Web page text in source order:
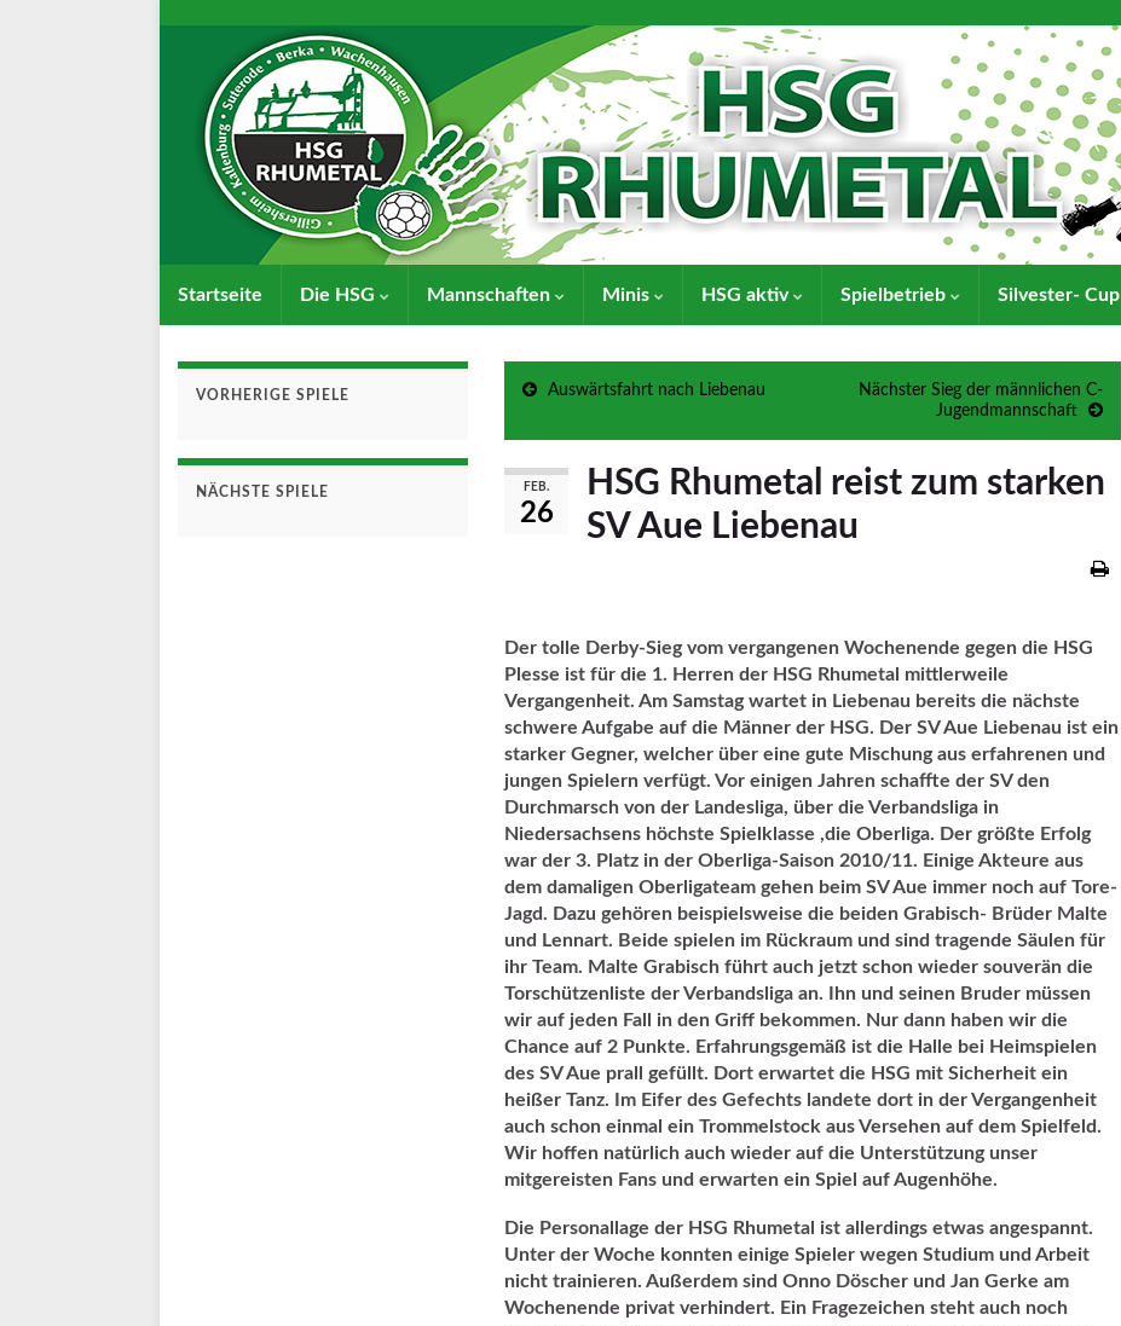
Startseite Die HSG Mannschaften Minis HSG aktiv Spielbetrieb Silvester- Cup
Auswärtsfahrt nach Liebenau
Nächster Sieg der männlichen C-
Jugendmannschaft
FEB.
26
HSG Rhumetal reist zum starken
SV Aue Liebenau
Der tolle Derby-Sieg vom vergangenen Wochenende gegen die HSG
Plesse ist für die 1. Herren der HSG Rhumetal mittlerweile
Vergangenheit. Am Samstag wartet in Liebenau bereits die nächste
schwere Aufgabe auf die Männer der HSG. Der SV Aue Liebenau ist ein
starker Gegner, welcher über eine gute Mischung aus erfahrenen und
jungen Spielern verfügt. Vor einigen Jahren schaffte der SV den
Durchmarsch von der Landesliga, über die Verbandsliga in
Niedersachsens höchste Spielklasse ,die Oberliga. Der größte Erfolg
war der 3. Platz in der Oberliga-Saison 2010/11. Einige Akteure aus
dem damaligen Oberligateam gehen beim SV Aue immer noch auf Tore-
Jagd. Dazu gehören beispielsweise die beiden Grabisch- Brüder Malte
und Lennart. Beide spielen im Rückraum und sind tragende Säulen für
ihr Team. Malte Grabisch führt auch jetzt schon wieder souverän die
Torschützenliste der Verbandsliga an. Ihn und seinen Bruder müssen
wir auf jeden Fall in den Griff bekommen. Nur dann haben wir die
Chance auf 2 Punkte. Erfahrungsgemäß ist die Halle bei Heimspielen
des SV Aue prall gefüllt. Dort erwartet die HSG mit Sicherheit ein
heißer Tanz. Im Eifer des Gefechts landete dort in der Vergangenheit
auch schon einmal ein Trommelstock aus Versehen auf dem Spielfeld.
Wir hoffen natürlich auch wieder auf die Unterstützung unser
mitgereisten Fans und erwarten ein Spiel auf Augenhöhe.
Die Personallage der HSG Rhumetal ist allerdings etwas angespannt.
Unter der Woche konnten einige Spieler wegen Studium und Arbeit
nicht trainieren. Außerdem sind Onno Döscher und Jan Gerke am
Wochenende privat verhindert. Ein Fragezeichen steht auch noch
VORHERIGE SPIELE
NÄCHSTE SPIELE